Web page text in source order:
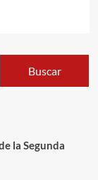
la Segunda